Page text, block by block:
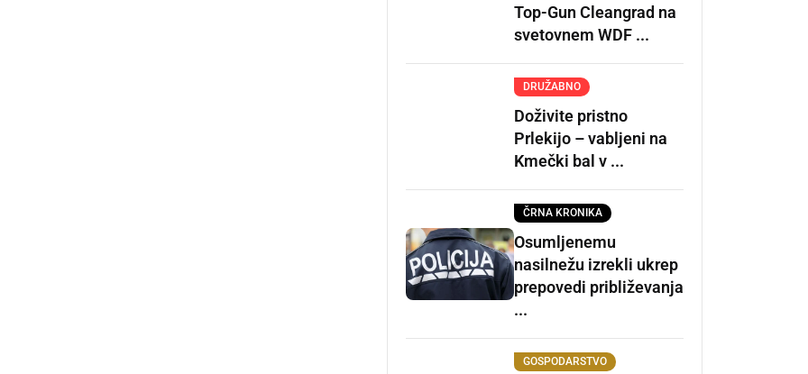
Top-Gun Cleangrad na
svetovnem WDF ...
DRUŽABNO
Doživite pristno
Prlekijo – vabljeni na
Kmečki bal v ...
ČRNA KRONIKA
Osumljenemu
nasilnežu izrekli ukrep
prepovedi približevanja
...
GOSPODARSTVO